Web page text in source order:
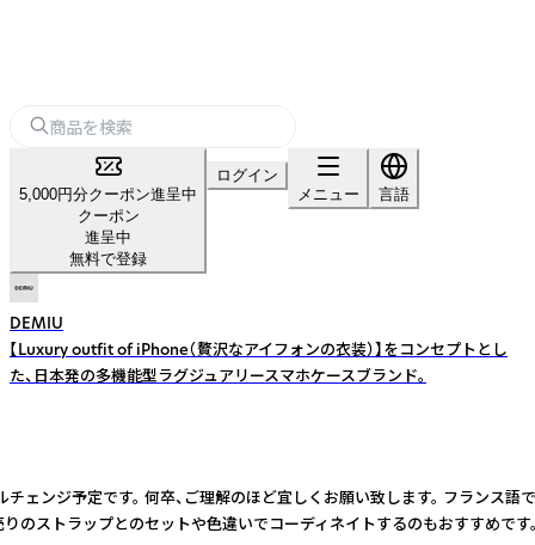
5,000円分クーポン進呈中
クーポン
進呈中
無料で登録
ログイン
メニュー
言語
DEMIU
【Luxury outfit of iPhone（贅沢なアイフォンの衣装）】をコンセプトとし
た、日本発の多機能型ラグジュアリースマホケースブランド。
ジ予定です。 何卒、ご理解のほど宜しくお願い致します。 フラ
トラップとのセットや色違いでコーディネイトするのもおすす